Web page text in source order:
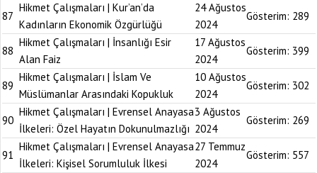
87
Hikmet Çalışmaları | Kur’an’da
Kadınların Ekonomik Özgürlüğü
24 Ağustos
2024
Gösterim: 289
88
Hikmet Çalışmaları | İnsanlığı Esir
Alan Faiz
17 Ağustos
2024
Gösterim: 399
89
Hikmet Çalışmaları | İslam Ve
Müslümanlar Arasındaki Kopukluk
10 Ağustos
2024
Gösterim: 302
90
Hikmet Çalışmaları | Evrensel Anayasa
İlkeleri: Özel Hayatın Dokunulmazlığı
3 Ağustos
2024
Gösterim: 269
91
Hikmet Çalışmaları | Evrensel Anayasa
İlkeleri: Kişisel Sorumluluk İlkesi
27 Temmuz
2024
Gösterim: 557